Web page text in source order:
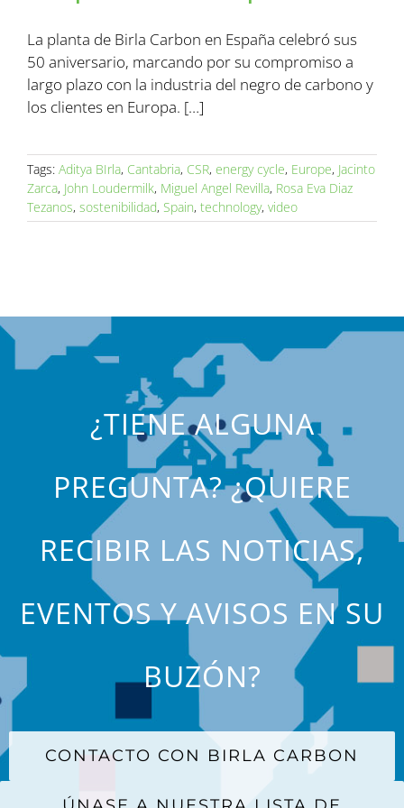
La planta de Birla Carbon en España celebró sus
50 aniversario, marcando por su compromiso a
largo plazo con la industria del negro de carbono y
los clientes en Europa. […]
Tags: Aditya BIrla, Cantabria, CSR, energy cycle, Europe, Jacinto
Zarca, John Loudermilk, Miguel Angel Revilla, Rosa Eva Diaz
Tezanos, sostenibilidad, Spain, technology, video
¿TIENE ALGUNA
PREGUNTA? ¿QUIERE
RECIBIR LAS NOTICIAS,
EVENTOS Y AVISOS EN SU
BUZÓN?
CONTACTO CON BIRLA CARBON